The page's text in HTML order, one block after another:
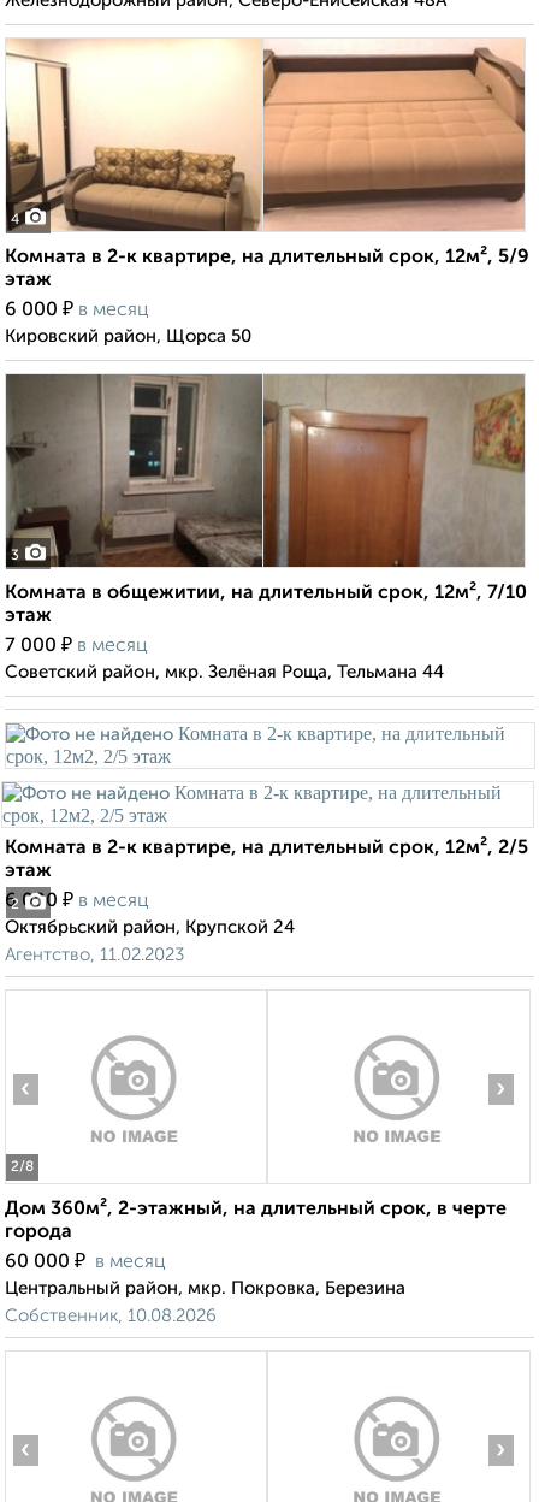
4
Комната в 2-к квартире, на длительный срок, 12м², 5/9
этаж
6 000 ₽ в месяц
Кировский район, Щорса 50
3
Комната в общежитии, на длительный срок, 12м², 7/10
этаж
7 000 ₽ в месяц
Советский район, мкр. Зелёная Роща, Тельмана 44
2
Комната в 2-к квартире, на длительный срок, 12м², 2/5
этаж
6 000 ₽ в месяц
Октябрьский район, Крупской 24
Агентство, 11.02.2023
2/8
‹ ›
Дом 360м², 2-этажный, на длительный срок, в черте
города
60 000 ₽ в месяц
Центральный район, мкр. Покровка, Березина
Собственник, 10.08.2026
‹ ›